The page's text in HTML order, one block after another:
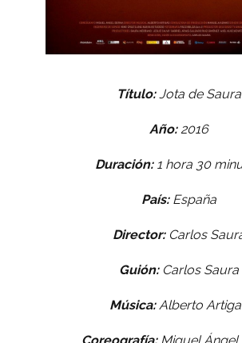
Título:Jota de Saura
Año:2016
Duración:1 hora 30
País:España
Director:Carlos
Guión:Carlos Saura
Música:Alberto